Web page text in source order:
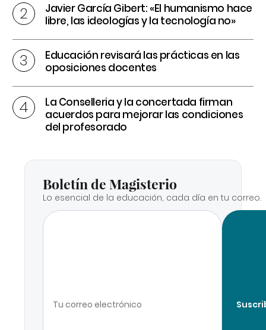
Javier García Gibert: «El humanismo hace
libre, las ideologías y la tecnología no»
Educación revisará las prácticas en las
oposiciones docentes
La Conselleria y la concertada firman
acuerdos para mejorar las condiciones
del profesorado
Boletín de Magisterio
Lo esencial de la educación, cada día en tu correo.